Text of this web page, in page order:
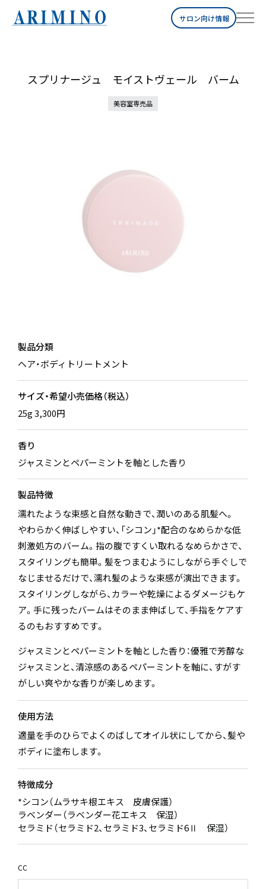
サロン向け情報
スプリナージュ モイストヴェール バーム
美容室専売品
製品分類
ヘア・ボディトリートメント
サイズ・希望小売価格（税込）
25g 3,300円
香り
ジャスミンとペパーミントを軸とした香り
製品特徴
濡れたような束感と自然な動きで、潤いのある肌髪へ。
やわらかく伸ばしやすい、「シコン」*配合のなめらかな低
刺激処方のバーム。指の腹ですくい取れるなめらかさで、
スタイリングも簡単。髪をつまむようにしながら手ぐしで
なじませるだけで、濡れ髪のような束感が演出できます。
スタイリングしながら、カラーや乾燥によるダメージもケ
ア。手に残ったバームはそのまま伸ばして、手指をケアす
るのもおすすめです。
ジャスミンとペパーミントを軸とした香り：優雅で芳醇な
ジャスミンと、清涼感のあるペパーミントを軸に、すがす
がしい爽やかな香りが楽しめます。
使用方法
適量を手のひらでよくのばしてオイル状にしてから、髪や
ボディに塗布します。
特徴成分
*シコン（ムラサキ根エキス 皮膚保護）
ラベンダー（ラベンダー花エキス 保湿）
セラミド（セラミド2、セラミド3、セラミド6Ⅱ 保湿）
CC